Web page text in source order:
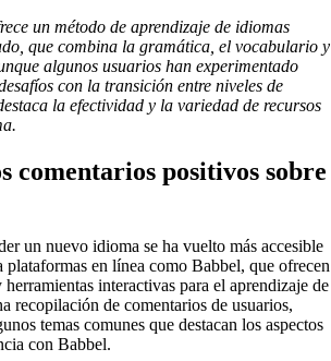
un método de aprendizaje de idiomas
que combina la gramática, el vocabulario y
algunos usuarios han experimentado
con la transición entre niveles de
la efectividad y la variedad de recursos
comentarios positivos sobre
un nuevo idioma se ha vuelto más accesible
plataformas en línea como Babbel, que ofrecen
interactivas para el aprendizaje de
recopilación de comentarios de usuarios,
temas comunes que destacan los aspectos
con Babbel.